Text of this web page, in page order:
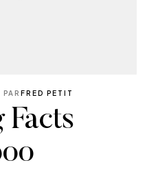
FRED PETIT
Facts